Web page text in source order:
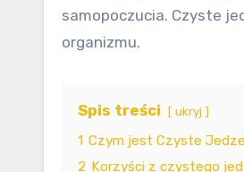
samopoczucia. Czyste
organizmu.
Spis treści ukryj
1 Czym jest Czyste
2 Korzyści z czystego